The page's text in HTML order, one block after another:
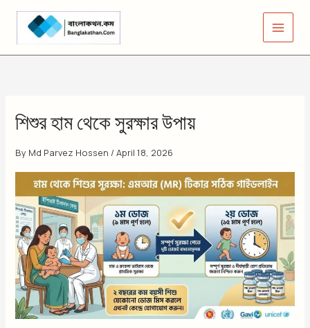
Skip
content
শিশুর হাম থেকে সুরক্ষার উপায়
By Md Parvez Hossen /April 18, 2026